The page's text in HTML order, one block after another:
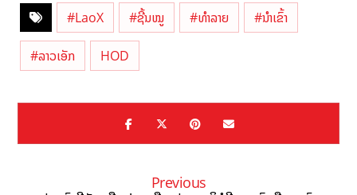
#LaoX #ຊີ້ນໝູ #ທຳລາຍ #ນຳເຂົ້າ
#ລາວເອັກ HOD
Previous